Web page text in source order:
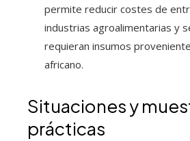
permite reducir costes de
industrias agroalimentarias y
requieran insumos
africano.
Situaciones y
prácticas